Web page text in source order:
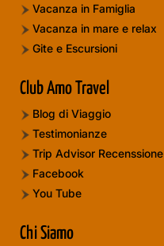
Vacanza in Famiglia
Vacanza in mare e relax
Gite e Escursioni
Club Amo Travel
Blog di Viaggio
Testimonianze
Trip Advisor Recenssione
Facebook
You Tube
Chi Siamo